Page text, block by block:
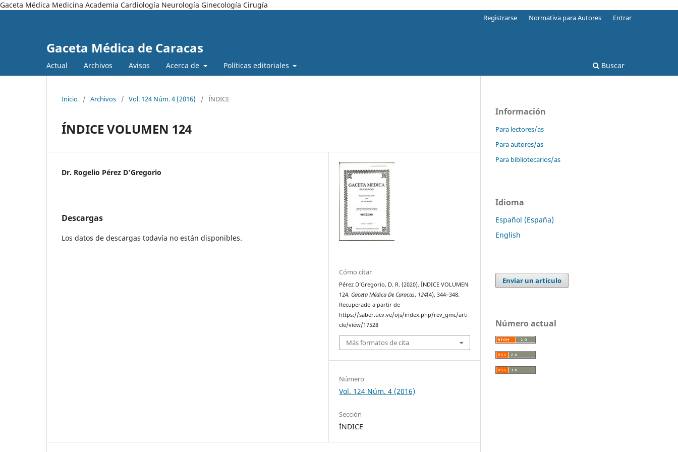
Gaceta Médica Medicina Academia Cardiología Neurología Ginecología Cirugía
Gaceta Médica de Caracas
Actual Archivos Avisos Acerca de Políticas editoriales Buscar
Registrarse Normativa para Autores Entrar
Inicio / Archivos / Vol. 124 Núm. 4 (2016) / ÍNDICE
ÍNDICE VOLUMEN 124
Dr. Rogelio Pérez D’Gregorio
Descargas
Los datos de descargas todavía no están disponibles.
Cómo citar
Pérez D’Gregorio, D. R. (2020). ÍNDICE VOLUMEN
124.Gaceta Médica De Caracas, 124(4), 344–348.
Recuperado a partir de
https://saber.ucv.ve/ojs/index.php/rev_gmc/arti
cle/view/17528
Más formatos de cita
Número
Vol. 124 Núm. 4 (2016)
Sección
ÍNDICE
Información
Para lectores/as
Para autores/as
Para bibliotecarios/as
Idioma
Español (España)
English
Enviar un artículo
Número actual